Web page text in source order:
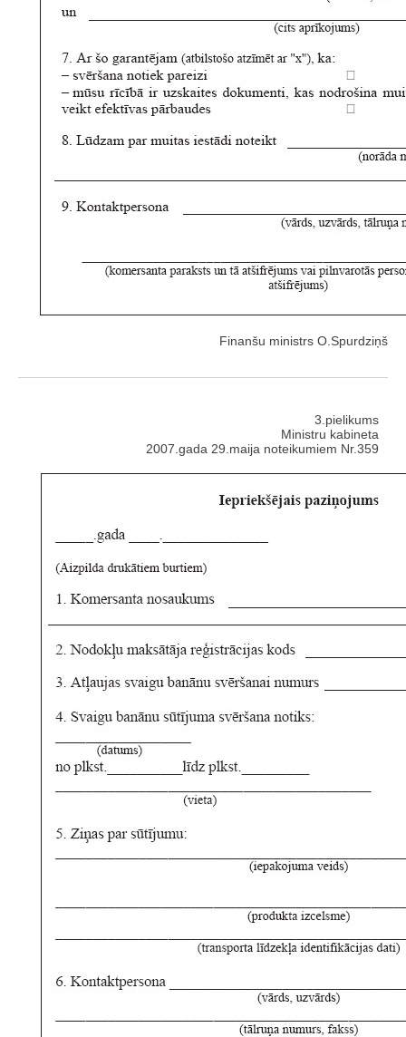
Finanšu ministrs O.Spurdziņš
3.pielikums
Ministru kabineta
2007.gada 29.maija noteikumiem Nr.359